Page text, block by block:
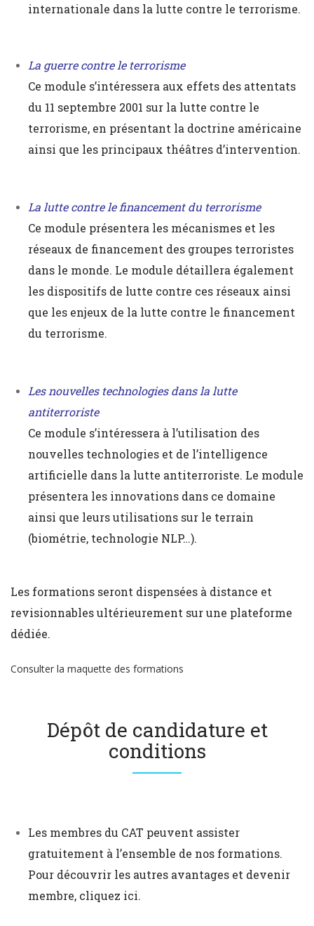
internationale dans la lutte contre le terrorisme.
La guerre contre le terrorisme
Ce module s’intéressera aux effets des attentats
du 11 septembre 2001 sur la lutte contre le
terrorisme, en présentant la doctrine américaine
ainsi que les principaux théâtres d’intervention.
La lutte contre le financement du terrorisme
Ce module présentera les mécanismes et les
réseaux de financement des groupes terroristes
dans le monde. Le module détaillera également
les dispositifs de lutte contre ces réseaux ainsi
que les enjeux de la lutte contre le financement
du terrorisme.
Les nouvelles technologies dans la lutte
antiterroriste
Ce module s’intéressera à l’utilisation des
nouvelles technologies et de l’intelligence
artificielle dans la lutte antiterroriste. Le module
présentera les innovations dans ce domaine
ainsi que leurs utilisations sur le terrain
(biométrie, technologie NLP…).
Les formations seront dispensées à distance et
revisionnables ultérieurement sur une plateforme
dédiée.
Consulter la maquette des formations
Dépôt de candidature et
conditions
Les membres du CAT peuvent assister
gratuitement à l’ensemble de nos formations.
Pour découvrir les autres avantages et devenir
membre, cliquez ici.